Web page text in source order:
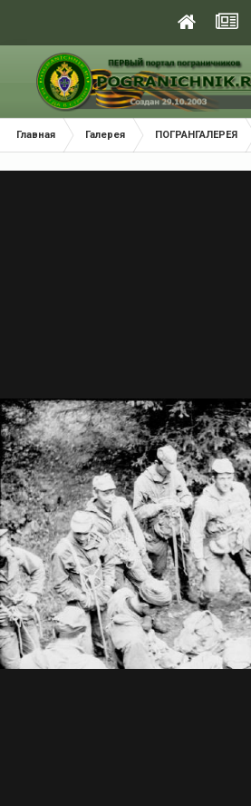
Главная Галерея ПОГРАНГАЛЕРЕЯ